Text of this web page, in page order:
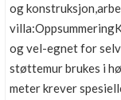
og
og vel-egnet for
støttemur brukes i
meter krever